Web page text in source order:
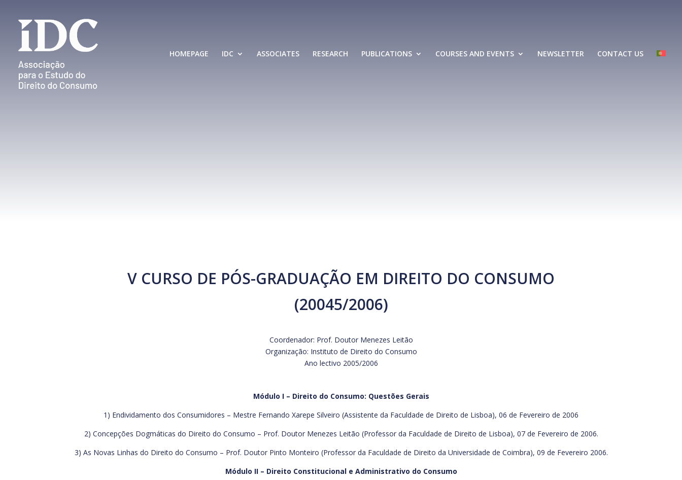
HOMEPAGE IDC ASSOCIATES RESEARCH PUBLICATIONS COURSES AND EVENTS NEWSLETTER CONTACT US
V CURSO DE PÓS-GRADUAÇÃO EM DIREITO DO CONSUMO
(20045/2006)
Coordenador: Prof. Doutor Menezes Leitão
Organização: Instituto de Direito do Consumo
Ano lectivo 2005/2006
Módulo I – Direito do Consumo: Questões Gerais
1) Endividamento dos Consumidores – Mestre Fernando Xarepe Silveiro (Assistente da Faculdade de Direito de Lisboa), 06 de Fevereiro de 2006
2) Concepções Dogmáticas do Direito do Consumo – Prof. Doutor Menezes Leitão (Professor da Faculdade de Direito de Lisboa), 07 de Fevereiro de 2006.
3) As Novas Linhas do Direito do Consumo – Prof. Doutor Pinto Monteiro (Professor da Faculdade de Direito da Universidade de Coimbra), 09 de Fevereiro 2006.
Módulo II – Direito Constitucional e Administrativo do Consumo